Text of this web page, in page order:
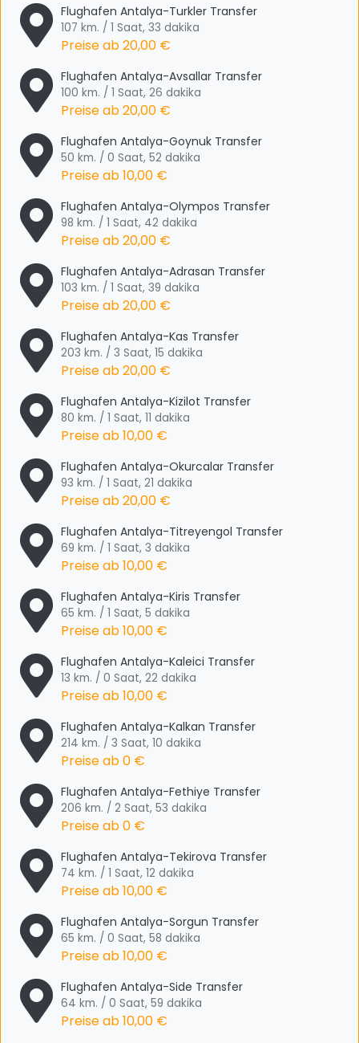
Flughafen Antalya-Turkler Transfer
107 km. / 1 Saat, 33 dakika
Preise ab20,00 €
Flughafen Antalya-Avsallar Transfer
100 km. / 1 Saat, 26 dakika
Preise ab20,00 €
Flughafen Antalya-Goynuk Transfer
50 km. / 0 Saat, 52 dakika
Preise ab10,00 €
Flughafen Antalya-Olympos Transfer
98 km. / 1 Saat, 42 dakika
Preise ab20,00 €
Flughafen Antalya-Adrasan Transfer
103 km. / 1 Saat, 39 dakika
Preise ab20,00 €
Flughafen Antalya-Kas Transfer
203 km. / 3 Saat, 15 dakika
Preise ab20,00 €
Flughafen Antalya-Kizilot Transfer
80 km. / 1 Saat, 11 dakika
Preise ab10,00 €
Flughafen Antalya-Okurcalar Transfer
93 km. / 1 Saat, 21 dakika
Preise ab20,00 €
Flughafen Antalya-Titreyengol Transfer
69 km. / 1 Saat, 3 dakika
Preise ab10,00 €
Flughafen Antalya-Kiris Transfer
65 km. / 1 Saat, 5 dakika
Preise ab10,00 €
Flughafen Antalya-Kaleici Transfer
13 km. / 0 Saat, 22 dakika
Preise ab10,00 €
Flughafen Antalya-Kalkan Transfer
214 km. / 3 Saat, 10 dakika
Preise ab0 €
Flughafen Antalya-Fethiye Transfer
206 km. / 2 Saat, 53 dakika
Preise ab0 €
Flughafen Antalya-Tekirova Transfer
74 km. / 1 Saat, 12 dakika
Preise ab10,00 €
Flughafen Antalya-Sorgun Transfer
65 km. / 0 Saat, 58 dakika
Preise ab10,00 €
Flughafen Antalya-Side Transfer
64 km. / 0 Saat, 59 dakika
Preise ab10,00 €